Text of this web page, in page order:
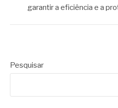
garantir a eficiência e a
Pesquisar